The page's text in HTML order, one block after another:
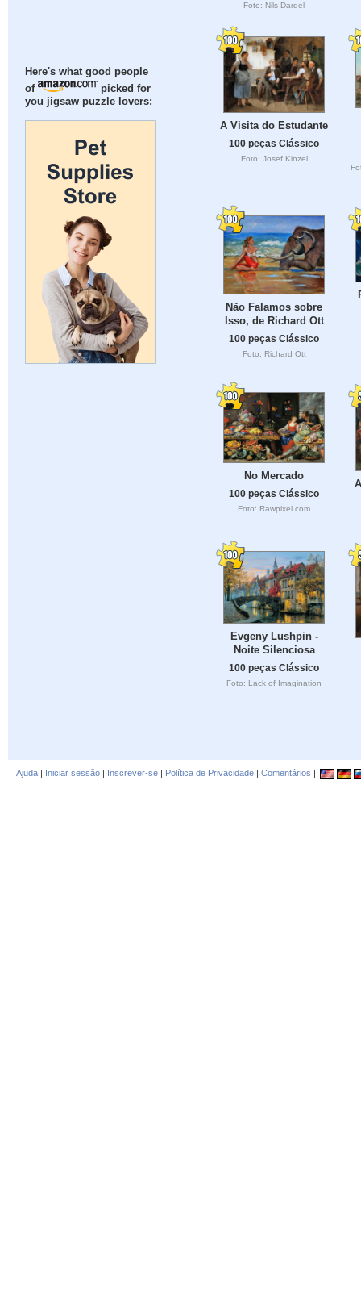
Here's what good people
of
picked for
you jigsaw puzzle lovers:
Foto: Nils Dardel
A Visita do Estudante
100 peças Clássico
Foto: Josef Kinzel
Não Falamos sobre
Isso, de Richard Ott
100 peças Clássico
Foto: Richard Ott
No Mercado
100 peças Clássico
Foto: Rawpixel.com
Evgeny Lushpin -
Noite Silenciosa
100 peças Clássico
Foto: Lack of Imagination
Ajuda | Iniciar sessão | Inscrever-se | Política de Privacidade | Comentários |